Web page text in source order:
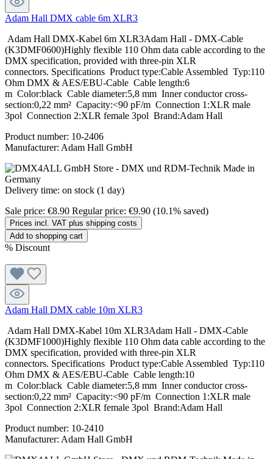
Adam Hall DMX cable 6m XLR3
Adam Hall DMX-Kabel 6m XLR3Adam Hall - DMX-Cable
(K3DMF0600)Highly flexible 110 Ohm data cable according to the
DMX specification, provided with three-pin XLR
connectors. Specifications Product type:Cable Assembled Typ:110
Ohm DMX & AES/EBU-Cable Cable length:6
m Color:black Cable diameter:5,8 mm Inner conductor cross-
section:0,22 mm² Capacity:<90 pF/m Connection 1:XLR male
3pol Connection 2:XLR female 3pol Brand:Adam Hall
Product number: 10-2406
Manufacturer: Adam Hall GmbH
Delivery time: on stock (1 day)
Sale price: €8.90 Regular price: €9.90 (10.1% saved)
Prices incl. VAT plus shipping costs
Add to shopping cart
% Discount
Adam Hall DMX cable 10m XLR3
Adam Hall DMX-Kabel 10m XLR3Adam Hall - DMX-Cable
(K3DMF1000)Highly flexible 110 Ohm data cable according to the
DMX specification, provided with three-pin XLR
connectors. Specifications Product type:Cable Assembled Typ:110
Ohm DMX & AES/EBU-Cable Cable length:10
m Color:black Cable diameter:5,8 mm Inner conductor cross-
section:0,22 mm² Capacity:<90 pF/m Connection 1:XLR male
3pol Connection 2:XLR female 3pol Brand:Adam Hall
Product number: 10-2410
Manufacturer: Adam Hall GmbH